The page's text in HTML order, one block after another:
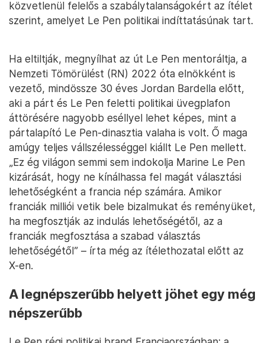
közvetlenül felelős a szabálytalanságokért az ítélet
szerint, amelyet Le Pen politikai indíttatásúnak tart.
Ha eltiltják, megnyílhat az út Le Pen mentoráltja, a
Nemzeti Tömörülést (RN) 2022 óta elnökként is
vezető, mindössze 30 éves Jordan Bardella előtt,
aki a párt és Le Pen feletti politikai üvegplafon
áttörésére nagyobb eséllyel lehet képes, mint a
pártalapító Le Pen-dinasztia valaha is volt. Ő maga
amúgy teljes vállszélességgel kiállt Le Pen mellett.
„Ez ég világon semmi sem indokolja Marine Le Pen
kizárását, hogy ne kínálhassa fel magát választási
lehetőségként a francia nép számára. Amikor
franciák milliói vetik bele bizalmukat és reményüket,
ha megfosztják az indulás lehetőségétől, az a
franciák megfosztása a szabad választás
lehetőségétől” – írta még az ítélethozatal előtt az
X-en.
A legnépszerűbb helyett jöhet egy még
népszerűbb